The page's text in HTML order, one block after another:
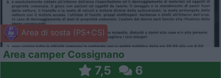
Area di sosta (PS+CS)
Area camper Cossignano
7,5 6